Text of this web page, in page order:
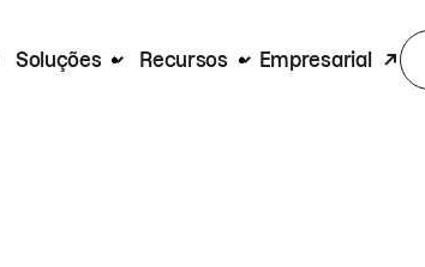
Soluções Recursos Empresarial